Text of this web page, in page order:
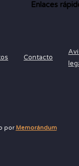
Enlaces
Contacto
por Memorándum